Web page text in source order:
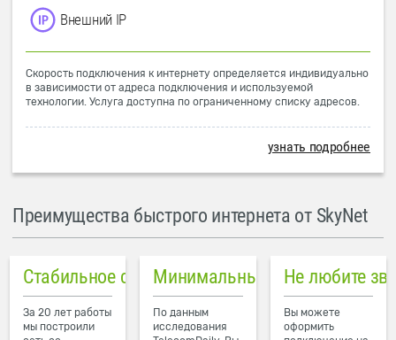
Внешний IP
Скорость подключения к интернету определяется индивидуально
в зависимости от адреса подключения и используемой
технологии. Услуга доступна по ограниченному списку адресов.
узнать подробнее
Преимущества быстрого интернета от SkyNet
Стабильное соединение
За 20 лет работы
мы построили
Минимальный пинг в городе
По данным
исследования
Не любите
Вы можете
оформить